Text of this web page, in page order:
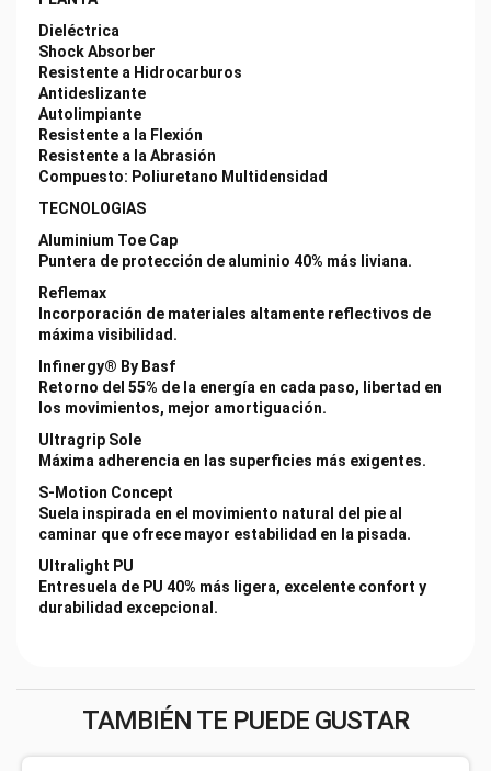
Dieléctrica
Shock Absorber
Resistente a Hidrocarburos
Antideslizante
Autolimpiante
Resistente a la Flexión
Resistente a la Abrasión
Compuesto: Poliuretano Multidensidad
TECNOLOGIAS
Aluminium Toe Cap
Puntera de protección de aluminio 40% más liviana.
Reflemax
Incorporación de materiales altamente reflectivos de
máxima visibilidad.
Infinergy® By Basf
Retorno del 55% de la energía en cada paso, libertad en
los movimientos, mejor amortiguación.
Ultragrip Sole
Máxima adherencia en las superficies más exigentes.
S-Motion Concept
Suela inspirada en el movimiento natural del pie al
caminar que ofrece mayor estabilidad en la pisada.
Ultralight PU
Entresuela de PU 40% más ligera, excelente confort y
durabilidad excepcional.
TAMBIÉN TE PUEDE GUSTAR